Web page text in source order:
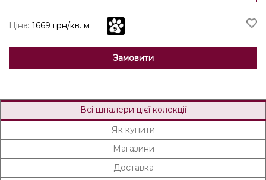
Ціна: 1669 грн/кв. м
Замовити
Всі шпалери цієї колекції
Як купити
Магазини
Доставка